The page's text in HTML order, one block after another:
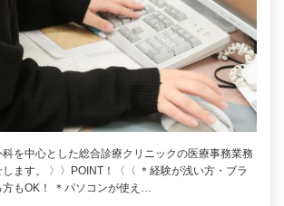
科を中心とした総合診療クリニックの医療事務業務
します。 〉〉POINT！〈〈 ＊経験が浅い方・ブラ
方もOK！ ＊パソコンが使え…